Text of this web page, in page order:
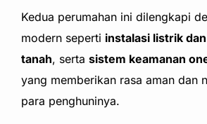
Kedua perumahan ini dilengkapi
modern seperti instalasi listrik
tanah, serta sistem keamanan
yang memberikan rasa aman dan
para penghuninya.